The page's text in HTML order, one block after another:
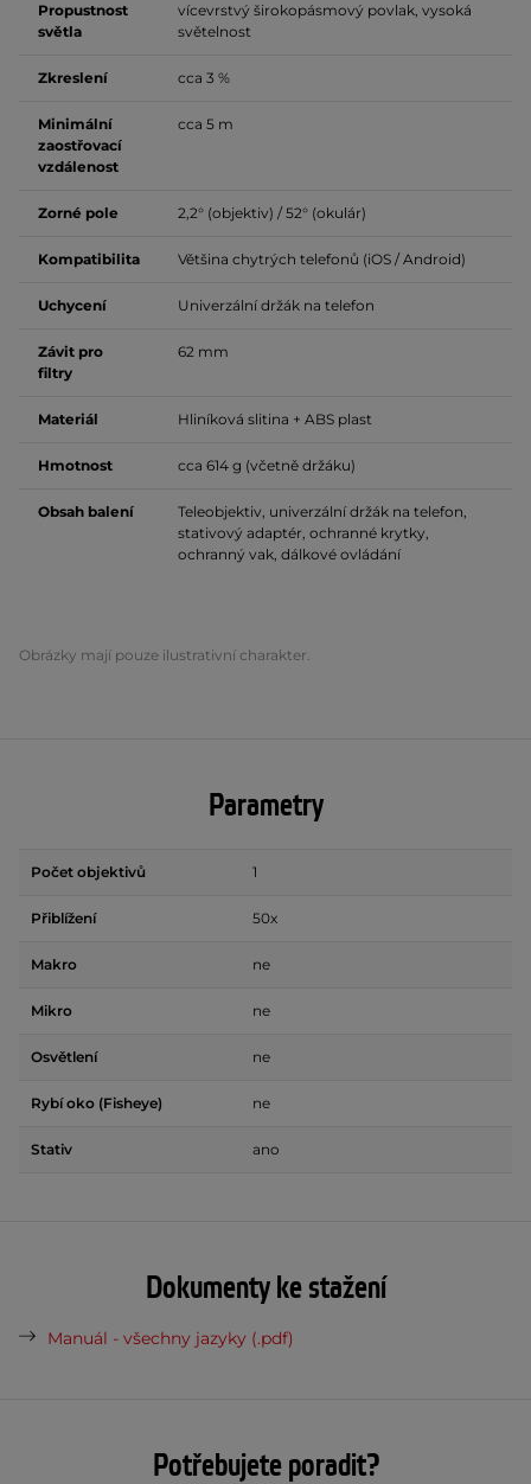
Propustnost
světla
vícevrstvý širokopásmový povlak, vysoká
světelnost
Zkreslení cca 3 %
Minimální
zaostřovací
vzdálenost
cca 5 m
Zorné pole 2,2° (objektiv) / 52° (okulár)
Kompatibilita Většina chytrých telefonů (iOS / Android)
Uchycení Univerzální držák na telefon
Závit pro
filtry
62 mm
Materiál Hliníková slitina + ABS plast
Hmotnost cca 614 g (včetně držáku)
Obsah balení
Teleobjektiv, univerzální držák na telefon,
stativový adaptér, ochranné krytky,
ochranný vak, dálkové ovládání
Obrázky mají pouze ilustrativní charakter.
Parametry
Počet objektivů 1
Přiblížení 50x
Makro ne
Mikro ne
Osvětlení ne
Rybí oko (Fisheye) ne
Stativ ano
Dokumenty ke stažení
Manuál - všechny jazyky (.pdf)
Potřebujete poradit?